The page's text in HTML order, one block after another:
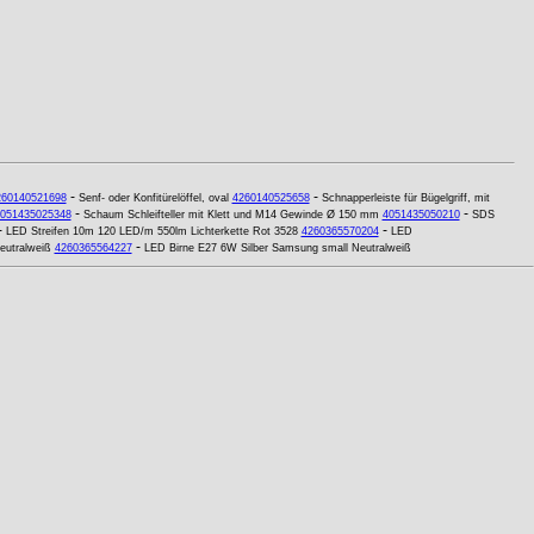
- Senf- oder Konfitürelöffel, oval 4260140525658- Schnapperleiste für Bügelgriff, mit
- Schaum Schleifteller mit Klett und M14 Gewinde Ø 150 mm 4051435050210- SDS
LED Streifen 10m 120 LED/m 550lm Lichterkette Rot 3528 4260365570204- LED
4260365564227- LED Birne E27 6W Silber Samsung small Neutralweiß